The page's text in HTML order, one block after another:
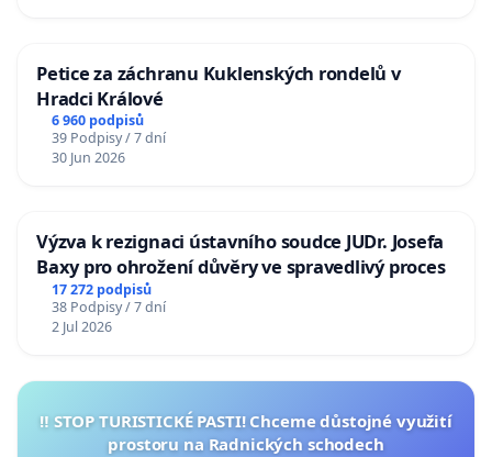
Petice za záchranu Kuklenských rondelů v
Hradci Králové
6 960 podpisů
39 Podpisy / 7 dní
30 Jun 2026
Výzva k rezignaci ústavního soudce JUDr. Josefa
Baxy pro ohrožení důvěry ve spravedlivý proces
17 272 podpisů
38 Podpisy / 7 dní
2 Jul 2026
‼️ STOP TURISTICKÉ PASTI! Chceme důstojné využití
prostoru na Radnických schodech